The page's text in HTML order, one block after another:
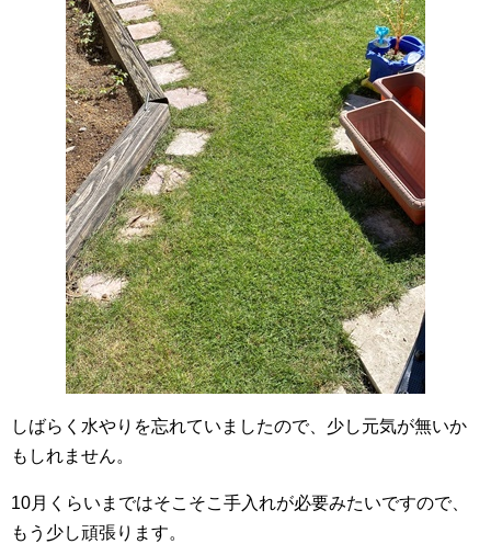
しばらく水やりを忘れていましたので、少し元気が無いか
もしれません。
10月くらいまではそこそこ手入れが必要みたいですので、
もう少し頑張ります。